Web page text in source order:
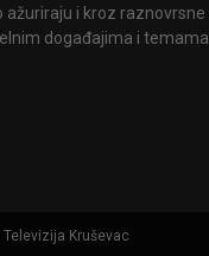
i kroz raznovrsne
događajima i
Televizija Kruševac